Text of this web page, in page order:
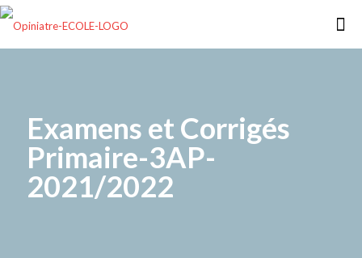
Examens et Corrigés
Primaire-3AP-
2021/2022